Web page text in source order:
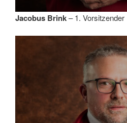
Jacobus Brink– 1. Vorsitzender